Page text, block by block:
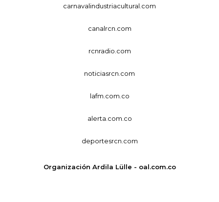
carnavalindustriacultural.com
canalrcn.com
rcnradio.com
noticiasrcn.com
lafm.com.co
alerta.com.co
deportesrcn.com
Organización Ardila Lülle - oal.com.co